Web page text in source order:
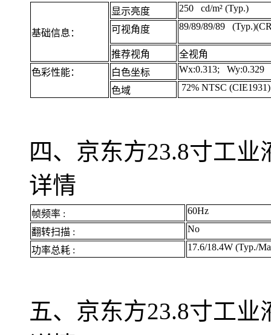
基础信息：
显示亮度 250 cd/m² (Typ.)
可视角度 89/89/89/89
推荐视角
全视角
色彩性能：
白色坐标 Wx:0.313; Wy:0.329
色域 72% NTSC (CIE1931)
四、京东方23.8寸工业
详情
帧频率 : 60Hz
翻转扫描 : No
功率总耗 : 17.6/18.4W (Typ./
五、京东方23.8寸工